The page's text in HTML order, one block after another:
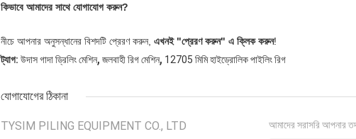
কিভাবে আমাদের সাথে যোগাযোগ করুন?
নীচে আপনার অনুসন্ধানের বিশদটি প্রেরণ করুন, এখনই "প্রেরণ করুন" এ ক্লিক করুন!
ট্যাগ: উদাস গাদা ড্রিলিং মেশিন, জলবাহী রিগ মেশিন, 12705 মিমি হাইড্রোলিক পাইলিং রিগ
যোগাযোগের ঠিকানা
TYSIM PILING EQUIPMENT CO., LTD আমাদের সরাসরি আপনার